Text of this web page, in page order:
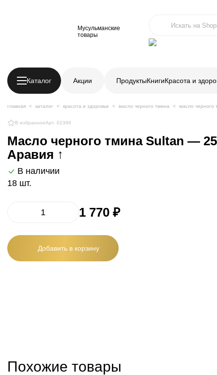
Мусульманские
товары
Каталог Акции ПродуктыКнигиКрасота и
главная каталог красота и здоровье масло черного тмина масло черного
В избранноеАрт. 02396
Масло черного тмина Sultan —
Аравия ↑
В наличии
18 шт.
1 770 ₽
Добавить в корзину
Похожие товары